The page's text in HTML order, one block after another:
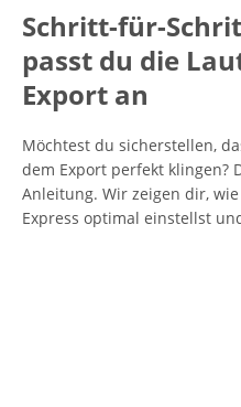
Schritt-für-
passt du die
Export an
Möchtest du sicherstellen,
dem Export perfekt klingen?
Anleitung. Wir zeigen dir,
Express optimal einstellst